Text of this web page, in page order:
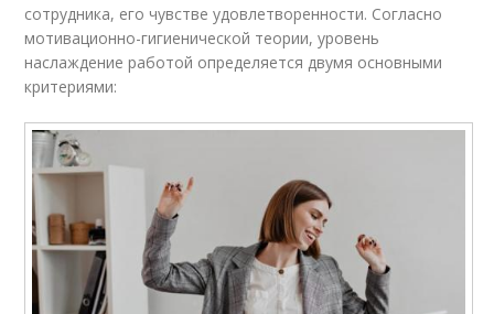
сотрудника, его чувстве удовлетворенности. Согласно
мотивационно-гигиенической теории, уровень
наслаждение работой определяется двумя основными
критериями: